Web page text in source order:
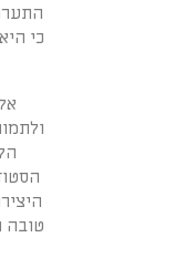
כי
טובה